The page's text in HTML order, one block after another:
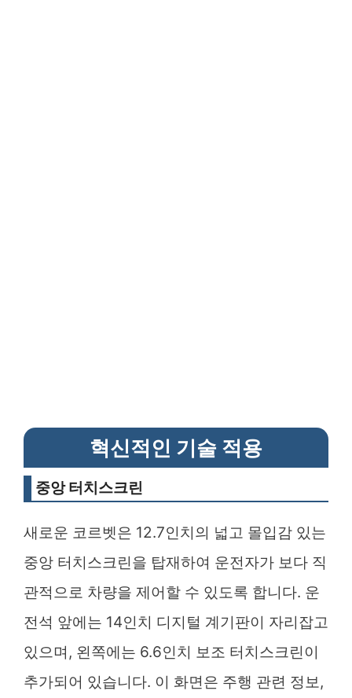
혁신적인 기술 적용
중앙 터치스크린
새로운 코르벳은 12.7인치의 넓고 몰입감 있는
중앙 터치스크린을 탑재하여 운전자가 보다 직
관적으로 차량을 제어할 수 있도록 합니다. 운
전석 앞에는 14인치 디지털 계기판이 자리잡고
있으며, 왼쪽에는 6.6인치 보조 터치스크린이
추가되어 있습니다. 이 화면은 주행 관련 정보,